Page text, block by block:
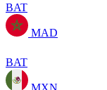
BAT
MAD
BAT